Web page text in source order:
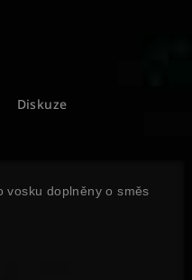
Diskuze
vosku doplněny o směs